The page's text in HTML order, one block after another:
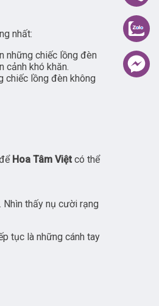
nhất:
những chiếc lồng đèn
cảnh khó khăn.
chiếc lồng đèn không
Hoa Tâm Việt có thể
Nhìn thấy nụ cười rạng
tục là những cánh tay